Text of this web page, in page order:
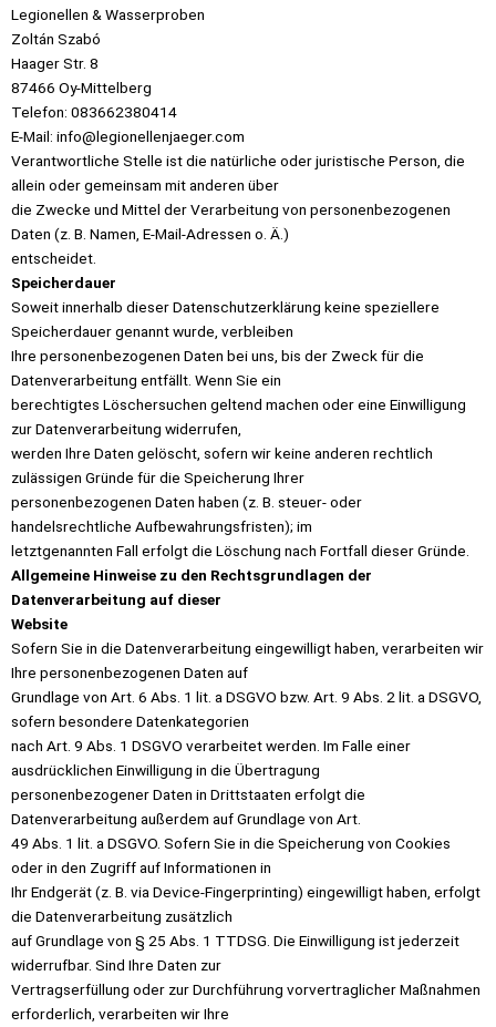
Legionellen & Wasserproben
Zoltán Szabó
Haager Str. 8
87466 Oy-Mittelberg
Telefon: 083662380414
E-Mail: info@legionellenjaeger.com
Verantwortliche Stelle ist die natürliche oder juristische Person, die
allein oder gemeinsam mit anderen über
die Zwecke und Mittel der Verarbeitung von personenbezogenen
Daten (z. B. Namen, E-Mail-Adressen o. Ä.)
entscheidet.
Speicherdauer
Soweit innerhalb dieser Datenschutzerklärung keine speziellere
Speicherdauer genannt wurde, verbleiben
Ihre personenbezogenen Daten bei uns, bis der Zweck für die
Datenverarbeitung entfällt. Wenn Sie ein
berechtigtes Löschersuchen geltend machen oder eine Einwilligung
zur Datenverarbeitung widerrufen,
werden Ihre Daten gelöscht, sofern wir keine anderen rechtlich
zulässigen Gründe für die Speicherung Ihrer
personenbezogenen Daten haben (z. B. steuer- oder
handelsrechtliche Aufbewahrungsfristen); im
letztgenannten Fall erfolgt die Löschung nach Fortfall dieser Gründe.
Allgemeine Hinweise zu den Rechtsgrundlagen der
Datenverarbeitung auf dieser
Website
Sofern Sie in die Datenverarbeitung eingewilligt haben, verarbeiten wir
Ihre personenbezogenen Daten auf
Grundlage von Art. 6 Abs. 1 lit. a DSGVO bzw. Art. 9 Abs. 2 lit. a DSGVO,
sofern besondere Datenkategorien
nach Art. 9 Abs. 1 DSGVO verarbeitet werden. Im Falle einer
ausdrücklichen Einwilligung in die Übertragung
personenbezogener Daten in Drittstaaten erfolgt die
Datenverarbeitung außerdem auf Grundlage von Art.
49 Abs. 1 lit. a DSGVO. Sofern Sie in die Speicherung von Cookies
oder in den Zugriff auf Informationen in
Ihr Endgerät (z. B. via Device-Fingerprinting) eingewilligt haben, erfolgt
die Datenverarbeitung zusätzlich
auf Grundlage von § 25 Abs. 1 TTDSG. Die Einwilligung ist jederzeit
widerrufbar. Sind Ihre Daten zur
Vertragserfüllung oder zur Durchführung vorvertraglicher Maßnahmen
erforderlich, verarbeiten wir Ihre